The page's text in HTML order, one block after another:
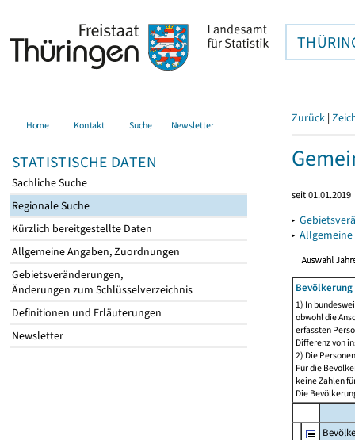
Home Kontakt Suche Newsletter
STATISTISCHE DATEN
Sachliche Suche
Regionale Suche
Kürzlich bereitgestellte Daten
Allgemeine Angaben, Zuordnungen
Gebietsveränderungen,
Änderungen zum Schlüsselverzeichnis
Definitionen und Erläuterungen
Newsletter
Zurück |
seit 01.01.2019
▸
▸
1) In
obwohl die
erfassten
Differenz von
2) Die
Für die
keine Zahlen
Die